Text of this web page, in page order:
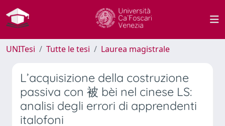
UNITesi Tutte le tesi Laurea magistrale
L’acquisizione della costruzione
passiva con 被 bèi nel cinese LS:
analisi degli errori di apprendenti
italofoni